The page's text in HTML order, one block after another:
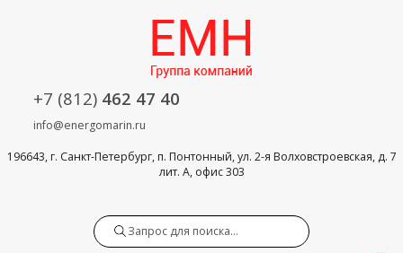
+7 (812) 462 47 40
info@energomarin.ru
196643, г. Санкт-Петербург, п. Понтонный, ул. 2-я Волховстроевская, д. 7
лит. А, офис 303